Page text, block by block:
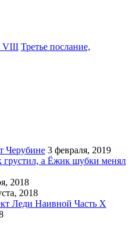
VIII Третье послание,
Черубине 3 февраля, 2019
грустил, а Ёжик шубки менял
2018
2018
Леди Наивной Часть Х